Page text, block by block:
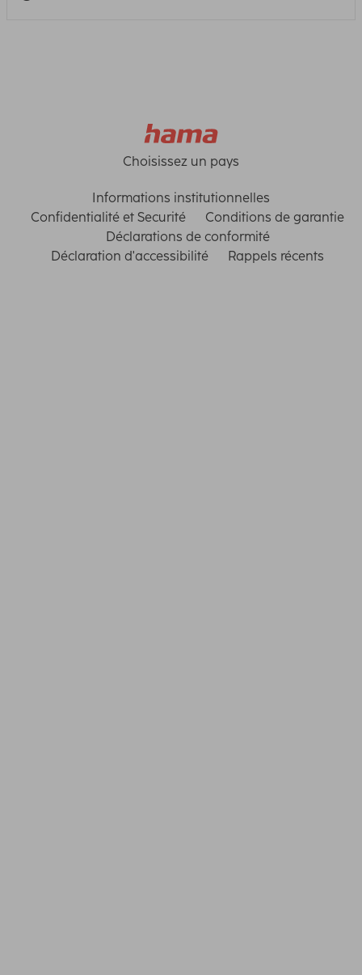
Choisissez un pays
Informations institutionnelles
Confidentialité et Securité
Conditions de garantie
Déclarations de conformité
Déclaration d'accessibilité
Rappels récents